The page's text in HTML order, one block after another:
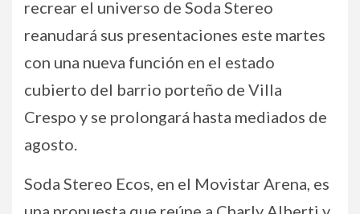
recrear el universo de Soda Stereo
reanudará sus presentaciones este martes
con una nueva función en el estado
cubierto del barrio porteño de Villa
Crespo y se prolongará hasta mediados de
agosto.
Soda Stereo Ecos, en el Movistar Arena, es